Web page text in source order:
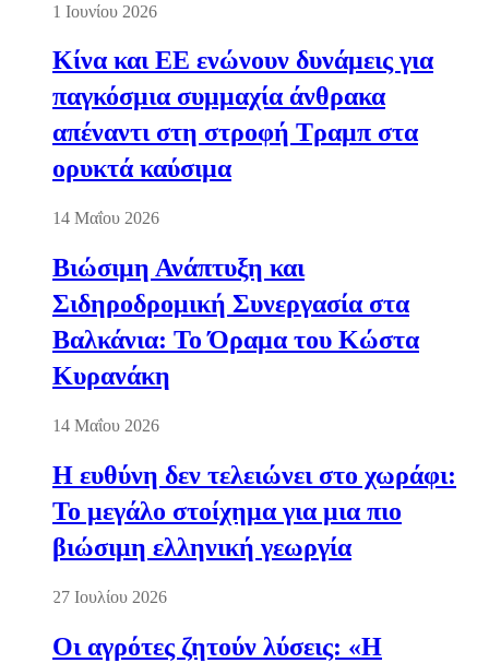
1 Ιουνίου 2026
Κίνα και ΕΕ ενώνουν δυνάμεις για
παγκόσμια συμμαχία άνθρακα
απέναντι στη στροφή Τραμπ στα
ορυκτά καύσιμα
14 Μαΐου 2026
Βιώσιμη Ανάπτυξη και
Σιδηροδρομική Συνεργασία στα
Βαλκάνια: Το Όραμα του Κώστα
Κυρανάκη
14 Μαΐου 2026
Η ευθύνη δεν τελειώνει στο χωράφι:
Το μεγάλο στοίχημα για μια πιο
βιώσιμη ελληνική γεωργία
27 Ιουλίου 2026
Οι αγρότες ζητούν λύσεις: «Η